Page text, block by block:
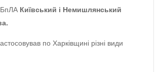
БпЛА Київський і Немишлянський
по Харківщині різні види